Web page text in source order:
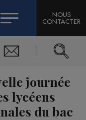
SKIABLES
BLANC
NOUS
CONTACTER
journée
lycéens
du bac